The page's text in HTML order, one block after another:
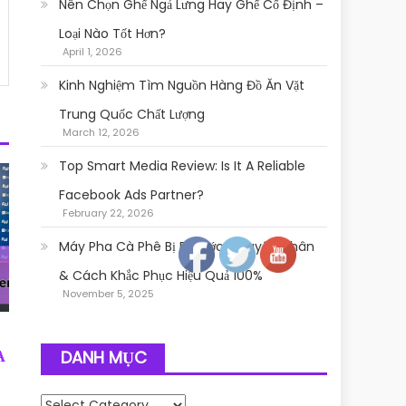
Nên Chọn Ghế Ngả Lưng Hay Ghế Cố Định –
Loại Nào Tốt Hơn?
April 1, 2026
Kinh Nghiệm Tìm Nguồn Hàng Đồ Ăn Vặt
Trung Quốc Chất Lượng
March 12, 2026
Top Smart Media Review: Is It A Reliable
Facebook Ads Partner?
February 22, 2026
Máy Pha Cà Phê Bị Rỉ Nước: Nguyên Nhân
& Cách Khắc Phục Hiệu Quả 100%
November 5, 2025
DANH MỤC